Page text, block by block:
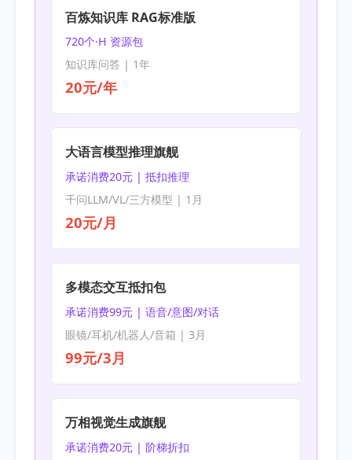
百炼知识库 RAG标准版
720个·H 资源包
知识库问答 | 1年
20元/年
大语言模型推理旗舰
承诺消费20元 | 抵扣推理
千问LLM/VL/三方模型 | 1月
20元/月
多模态交互抵扣包
承诺消费99元 | 语音/意图/对话
眼镜/耳机/机器人/音箱 | 3月
99元/3月
万相视觉生成旗舰
承诺消费20元 | 阶梯折扣